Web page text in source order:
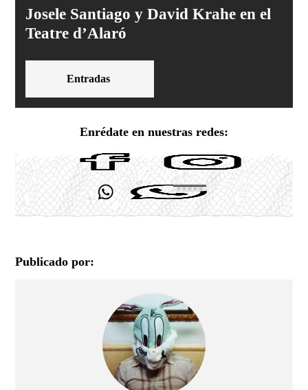
Josele Santiago y David Krahe en el
Teatre d’Alaró
Entradas
Enrédate en nuestras redes:
Publicado por: